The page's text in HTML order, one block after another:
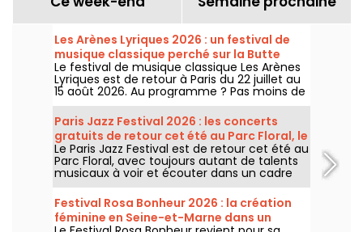
Les Arènes Lyriques 2026 : un festival de
musique classique perché sur la Butte
Montmartre
Le festival de musique classique Les Arènes
Lyriques est de retour à Paris du 22 juillet au
15 août 2026. Au programme ? Pas moins de
16 concerts donnés au sein des Arènes de
Montmartre, un cadre idyllique pour écouter
les grands classiques.
Paris Jazz Festival 2026 : les concerts
gratuits de retour cet été au Parc Floral, le
programme
Le Paris Jazz Festival est de retour cet été au
Parc Floral, avec toujours autant de talents
musicaux à voir et écouter dans un cadre
bucolique. Voici le programme des concerts
gratuits à découvrir du 24 juin au 6
septembre 2026 !
Festival Rosa Bonheur 2026 : la création
féminine en Seine-et-Marne dans un